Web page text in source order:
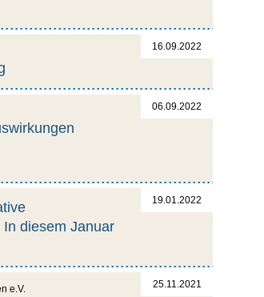
16.09.2022
06.09.2022
19.01.2022
diesem Januar
25.11.2021
e.V.